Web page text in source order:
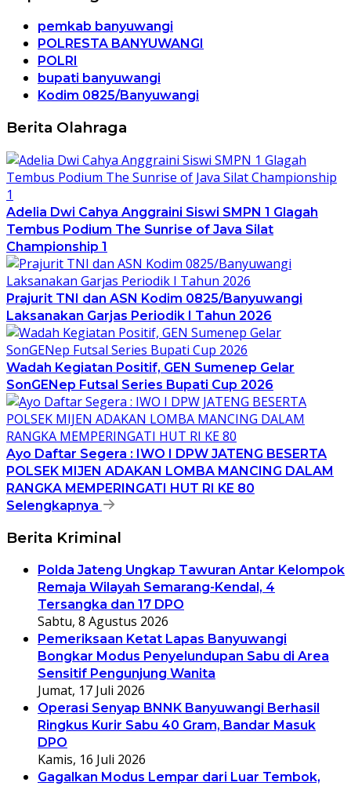
pemkab banyuwangi
POLRESTA BANYUWANGI
POLRI
bupati banyuwangi
Kodim 0825/Banyuwangi
Berita Olahraga
Adelia Dwi Cahya Anggraini Siswi SMPN 1 Glagah
Tembus Podium The Sunrise of Java Silat
Championship 1
Prajurit TNI dan ASN Kodim 0825/Banyuwangi
Laksanakan Garjas Periodik I Tahun 2026
Wadah Kegiatan Positif, GEN Sumenep Gelar
SonGENep Futsal Series Bupati Cup 2026
Ayo Daftar Segera : IWO I DPW JATENG BESERTA
POLSEK MIJEN ADAKAN LOMBA MANCING DALAM
RANGKA MEMPERINGATI HUT RI KE 80
Selengkapnya
Berita Kriminal
Polda Jateng Ungkap Tawuran Antar Kelompok
Remaja Wilayah Semarang-Kendal, 4
Tersangka dan 17 DPO
Sabtu, 8 Agustus 2026
Pemeriksaan Ketat Lapas Banyuwangi
Bongkar Modus Penyelundupan Sabu di Area
Sensitif Pengunjung Wanita
Jumat, 17 Juli 2026
Operasi Senyap BNNK Banyuwangi Berhasil
Ringkus Kurir Sabu 40 Gram, Bandar Masuk
DPO
Kamis, 16 Juli 2026
Gagalkan Modus Lempar dari Luar Tembok,